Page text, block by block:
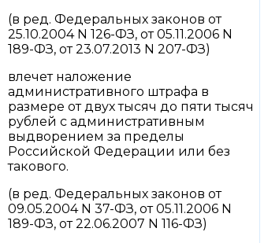
(в ред. Федеральных законов от
25.10.2004 N 126-ФЗ, от 05.11.2006 N
189-ФЗ, от 23.07.2013 N 207-ФЗ)
влечет наложение
административного штрафа в
размере от двух тысяч до пяти тысяч
рублей с административным
выдворением за пределы
Российской Федерации или без
такового.
(в ред. Федеральных законов от
09.05.2004 N 37-ФЗ, от 05.11.2006 N
189-ФЗ, от 22.06.2007 N 116-ФЗ)